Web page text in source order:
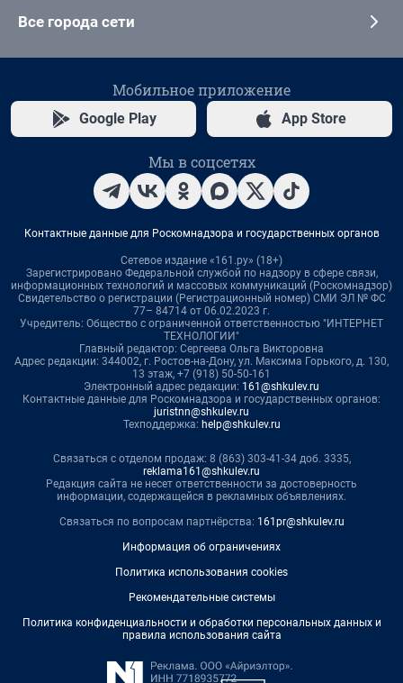
Все города сети
Мобильное приложение
Google Play App Store
Мы в соцсетях
Контактные данные для Роскомнадзора и государственных органов
Сетевое издание «161.ру» (18+)
Зарегистрировано Федеральной службой по надзору в сфере связи,
информационных технологий и массовых коммуникаций (Роскомнадзор)
Свидетельство о регистрации (Регистрационный номер) СМИ ЭЛ № ФС
77– 84714 от 06.02.2023 г.
Учредитель: Общество с ограниченной ответственностью "ИНТЕРНЕТ
ТЕХНОЛОГИИ"
Главный редактор: Сергеева Ольга Викторовна
Адрес редакции: 344002, г. Ростов-на-Дону, ул. Максима Горького, д. 130,
13 этаж, +7 (918) 50-50-161
Электронный адрес редакции: 161@shkulev.ru
Контактные данные для Роскомнадзора и государственных органов:
juristnn@shkulev.ru
Техподдержка: help@shkulev.ru
Связаться с отделом продаж: 8 (863) 303-41-34 доб. 3335,
reklama161@shkulev.ru
Редакция сайта не несет ответственности за достоверность
информации, содержащейся в рекламных объявлениях.
Связаться по вопросам партнёрства: 161pr@shkulev.ru
Информация об ограничениях
Политика использования cookies
Рекомендательные системы
Политика конфиденциальности и обработки персональных данных и
правила использования сайта